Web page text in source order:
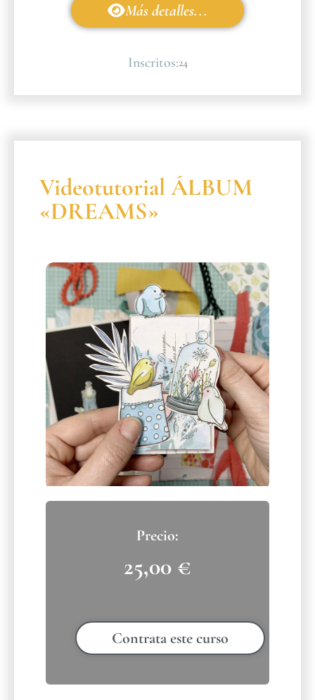
Más detalles...
Inscritos:24
Videotutorial ÁLBUM
«DREAMS»
25,00 €
Contrata este curso